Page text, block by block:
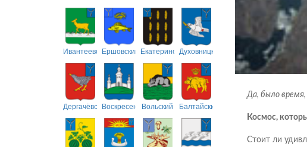
ИвантеевскийЕршовский ЕкатериновскийДуховницкий
ДергачёвскийВоскресенскийВольский Балтайский
Да, было время,
Космос,
Стоит ли